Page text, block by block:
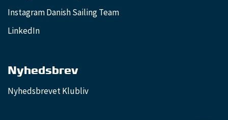
Instagram Danish Sailing Team
LinkedIn
Nyhedsbrev
Nyhedsbrevet Klubliv